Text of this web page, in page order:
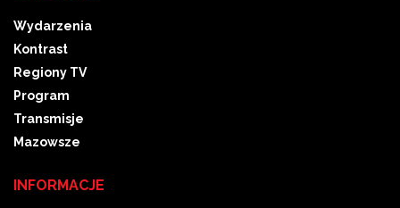
Wydarzenia
Kontrast
Regiony TV
Program
Transmisje
Mazowsze
INFORMACJE